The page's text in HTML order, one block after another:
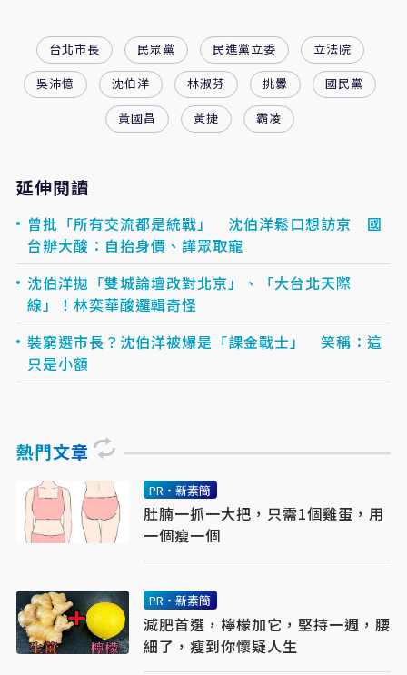
台北市長 民眾黨 民進黨立委
立法院
吳沛憶
沈伯洋 林淑芬 挑釁
國民黨
黃國昌
黃捷 霸凌
延伸閱讀
曾批「所有交流都是統戰」 沈伯洋鬆口想訪京 國
台辦大酸：自抬身價、譁眾取寵
沈伯洋拋「雙城論壇改對北京」、「大台北天際
線」！林奕華酸邏輯奇怪
裝窮選市長？沈伯洋被爆是「課金戰士」 笑稱：這
只是小額
熱門文章
PR・新素簡
肚腩一抓一大把，只需1個雞蛋，用
一個瘦一個
PR・新素簡
減肥首選，檸檬加它，堅持一週，腰
細了，瘦到你懷疑人生